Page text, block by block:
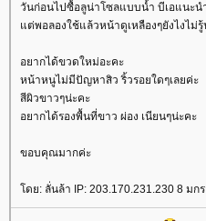
วันก่อนไปซื้อลูน่าโซลแบบน้ำ บีเอแนะน
ต่พอลองใช้แล้วหน้าดูเหลืองๆยังไงไม่รู้
อยากได้ขวดใหม่อะคะ
หน้าหนูไม่มีปัญหาสิว ริ้วรอยใดๆเลยค่ะ
สีผิวขาวๆน่ะคะ
อยากได้รองพื้นที่ขาว ผ่อง เนียนๆน่ะคะ
ขอบคุณมากค่ะ
ดย: ลั่นล้า IP: 203.170.231.230 8 มก